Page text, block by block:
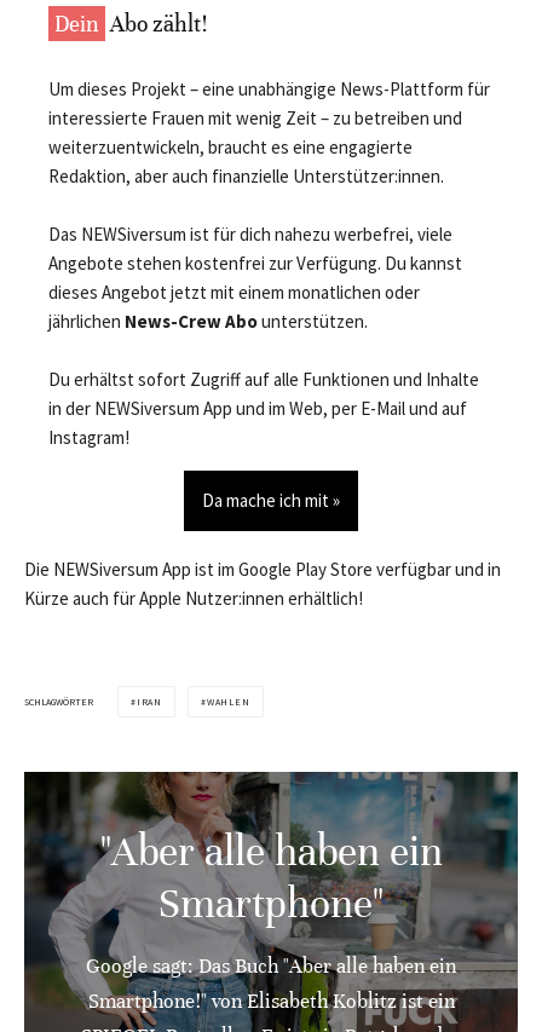
Dein Abo zählt!
Um dieses Projekt – eine unabhängige News-Plattform für
interessierte Frauen mit wenig Zeit – zu betreiben und
weiterzuentwickeln, braucht es eine engagierte
Redaktion, aber auch finanzielle Unterstützer:innen.
Das NEWSiversum ist für dich nahezu werbefrei, viele
Angebote stehen kostenfrei zur Verfügung. Du kannst
dieses Angebot jetzt mit einem monatlichen oder
jährlichen News-Crew Abounterstützen.
Du erhältst sofort Zugriff auf alle Funktionen und Inhalte
in der NEWSiversum App und im Web, per E-Mail und auf
Instagram!
Da mache ich mit »
Die NEWSiversum App ist im Google Play Store verfügbar und in
Kürze auch für Apple Nutzer:innen erhältlich!
SCHLAGWÖRTER IRAN WAHLEN
"Aber alle haben ein
Smartphone"
Google sagt: Das Buch "Aber alle haben ein
Smartphone!" von Elisabeth Koblitz ist ein